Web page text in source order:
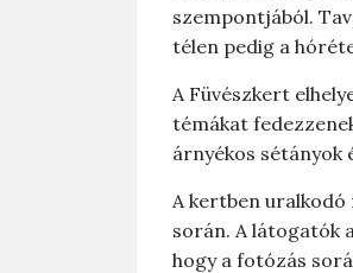
szempontjából.
télen pedig a
A Füvészkert
témákat
árnyékos
A kertben
során. A látogatók
hogy a fotózás